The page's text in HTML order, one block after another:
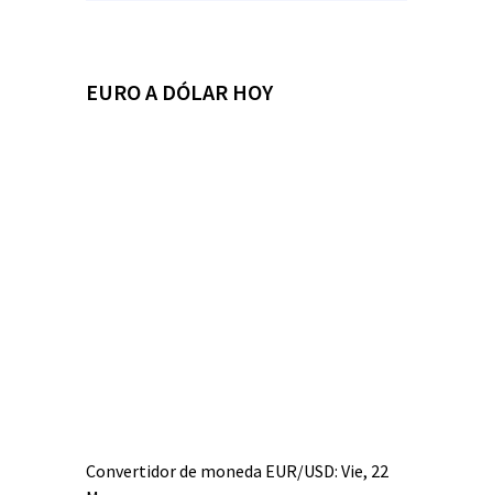
EURO A DÓLAR HOY
Convertidor de moneda EUR/USD: Vie, 22